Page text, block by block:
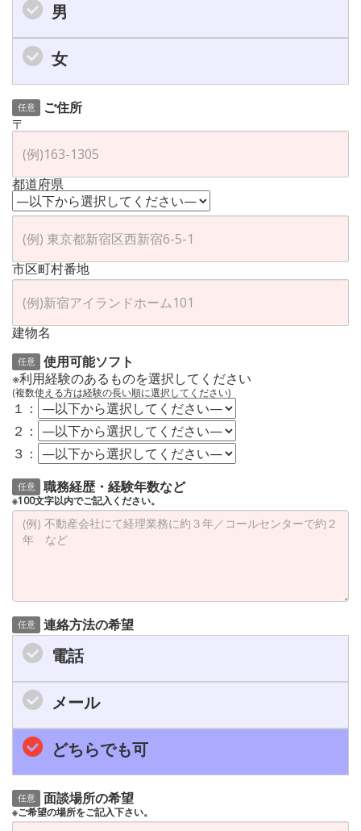
男
女
任意
ご住所
〒
都道府県
市区町村番地
建物名
任意
使用可能ソフト
※利用経験のあるものを選択してください
(複数使える方は経験の長い順に選択してください)
１：
２：
３：
任意 職務経歴・経験年数など
※100文字以内でご記入ください。
任意 連絡方法の希望
電話
メール
どちらでも可
任意 面談場所の希望
※ご希望の場所をご記入下さい。